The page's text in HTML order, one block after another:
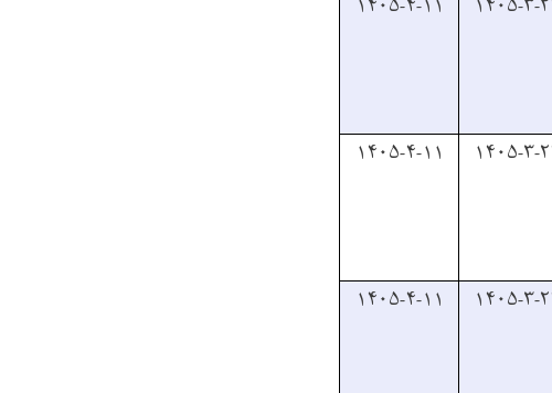
۳-۲۴ ۱۴۰۵-۴-۱۱
۳-۲۴ ۱۴۰۵-۴-۱۱